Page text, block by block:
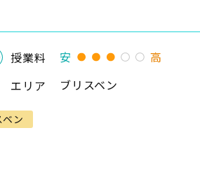
授業料 安
高
エリア ブリスベン
ン